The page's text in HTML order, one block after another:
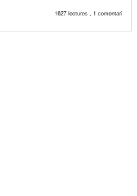
1627 lectures , 1 comentari